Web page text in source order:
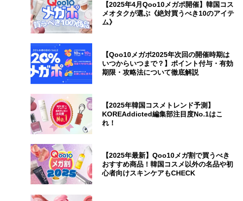
【2025年4月Qoo10メガポ開催】韓国コス
メオタクが選ぶ《絶対買うべき10のアイテ
ム》
【Qoo10メガポ2025年次回の開催時期は
いつからいつまで？】ポイント付与・有効
期限・攻略法について徹底解説
【2025年韓国コスメトレンド予測】
KOREAddicted編集部注目度No.1はこ
れ！
【2025年最新】Qoo10メガ割で買うべき
おすすめ商品！韓国コスメ以外の名品や初
心者向けスキンケアもCHECK